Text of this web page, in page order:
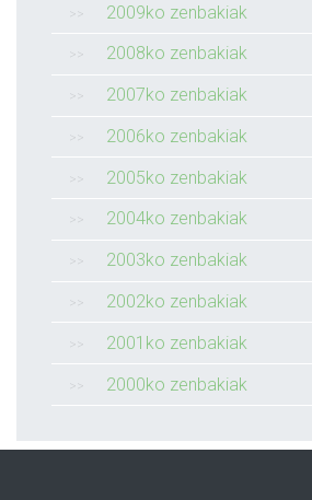
2009ko zenbakiak
2008ko zenbakiak
2007ko zenbakiak
2006ko zenbakiak
2005ko zenbakiak
2004ko zenbakiak
2003ko zenbakiak
2002ko zenbakiak
2001ko zenbakiak
2000ko zenbakiak